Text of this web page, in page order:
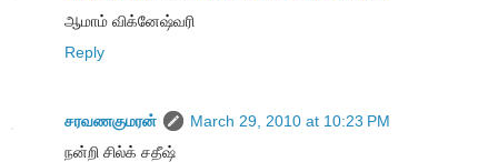
ஆமாம் விக்னேஷ்வரி
Reply
சரவணகுமரன்
March 29, 2010 at 10:23 PM
நன்றி சில்க் சதீஷ்